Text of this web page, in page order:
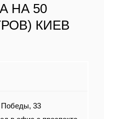
НА 50
КИЕВ
Победы, 33